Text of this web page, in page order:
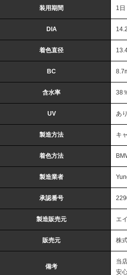
装用期間 1日
DIA
着色直径
BC
含水率 38
UV あり
製造方法 キ
着色方法
製造業者
承認番号
製造販売元 エ
販売元 株
備考
当
安